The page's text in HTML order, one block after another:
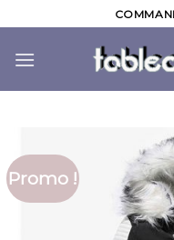
to
content
Promo !